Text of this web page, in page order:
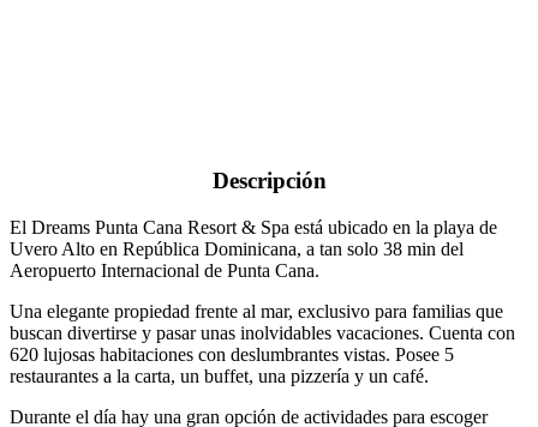
Descripción
El Dreams Punta Cana Resort & Spa está ubicado en la playa de
Uvero Alto en República Dominicana, a tan solo 38 min del
Aeropuerto Internacional de Punta Cana.
Una elegante propiedad frente al mar, exclusivo para familias que
buscan divertirse y pasar unas inolvidables vacaciones. Cuenta con
620 lujosas habitaciones con deslumbrantes vistas. Posee 5
restaurantes a la carta, un buffet, una pizzería y un café.
Durante el día hay una gran opción de actividades para escoger